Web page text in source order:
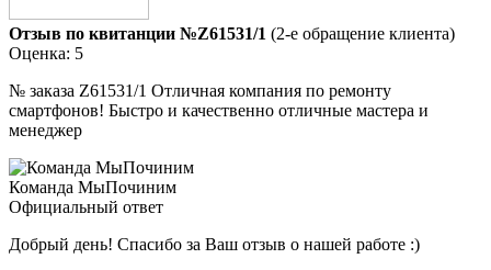
Отзыв по квитанции №Z61531/1 (2-е обращение клиента)
Оценка: 5
№ заказа Z61531/1 Отличная компания по ремонту
смартфонов! Быстро и качественно отличные мастера и
менеджер
Команда МыПочиним
Официальный ответ
Добрый день! Спасибо за Ваш отзыв о нашей работе :)